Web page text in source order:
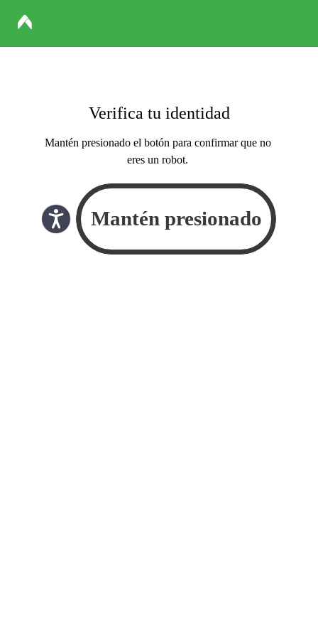
Verifica tu identidad
Mantén presionado el botón para confirmar que no
eres un robot.